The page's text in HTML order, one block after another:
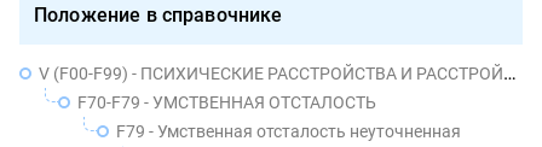
Положение в справочнике
V (F00-F99) - ПСИХИЧЕСКИЕ РАССТРОЙСТВА И РАССТРОЙСТВА ПОВЕДЕНИЯ
F70-F79 - УМСТВЕННАЯ ОТСТАЛОСТЬ
F79 - Умственная отсталость неуточненная